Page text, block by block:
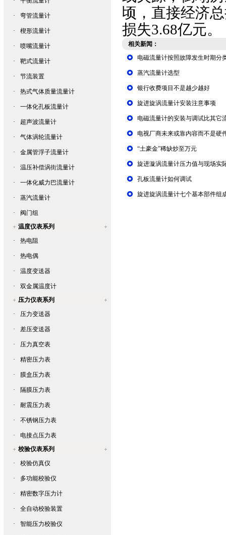
· 弯管流量计
· 楔形流量计
· 喷嘴流量计
· 靶式流量计
· 节流装置
· 热式气体质量流量计
· 一体化孔板流量计
· 超声波流量计
· 气体涡轮流量计
· 金属管浮子流量计
· 温压补偿涡街流量计
· 一体化威力巴流量计
· 蒸汽流量计
·
阀门组
温度仪表系列
·
热电阻
· 热电偶
· 温度变送器
·
双金属温度计
压力仪表系列
·
压力变送器
· 差压变送器
· 压力真空表
· 精密压力表
· 膜盒压力表
· 隔膜压力表
· 耐震压力表
· 不锈钢压力表
·
电接点压力表
校验仪表系列
·
校验仿真仪
· 多功能校验仪
· 精密数字压力计
· 全自动校验装置
· 智能压力校验仪
顷，直接经济
损失3.68亿元。
相关新闻：
电磁流量计按照故障发生时期分
蒸汽流量计选型
银行收费项目不是越少越好
旋进旋涡流量计安装注意事项
电磁流量计的安装与调试比其它
电视厂商未来或靠内容而不是硬
“土豪金”稀缺炒至万元
旋进漩涡流量计压力值与现场实
孔板流量计如何调试
旋进旋涡流量计七个基本部件组